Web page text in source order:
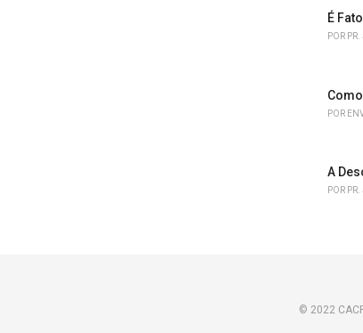
É
POR
POR
A
POR
© 2022